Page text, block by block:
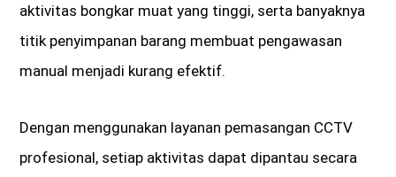
aktivitas bongkar muat yang tinggi, serta banyaknya
titik penyimpanan barang membuat pengawasan
manual menjadi kurang efektif.
Dengan menggunakan layanan pemasangan CCTV
profesional, setiap aktivitas dapat dipantau secara